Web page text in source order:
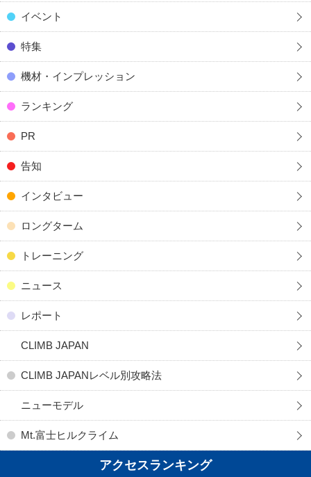
イベント
特集
機材・インプレッション
ランキング
PR
告知
インタビュー
ロングターム
トレーニング
ニュース
レポート
CLIMB JAPAN
CLIMB JAPANレベル別攻略法
ニューモデル
Mt.富士ヒルクライム
アクセスランキング